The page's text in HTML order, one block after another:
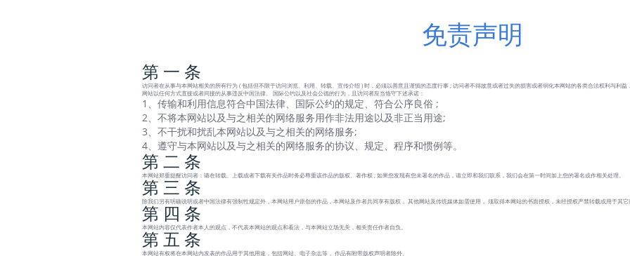
免责声明
第 一 条
访问者在从事与本网站相关的所有行为 ( 包括但不限于访问浏览、利用、转载、宣传介绍 ) 时，必须以善意且谨慎的态度行事 ; 访问者不得故意或者过失的损害或者弱化本网站的各类合法权利与利益
网站以任何方式直接或者间接的从事违反中国法律、 国际公约以及社会公德的行为，且访问者应当恪守下述承诺：
1、传输和利用信息符合中国法律、国际公约的规定、符合公序良俗 ;
2、不将本网站以及与之相关的网络服务用作非法用途以及非正当用途;
3、不干扰和扰乱本网站以及与之相关的网络服务;
4、遵守与本网站以及与之相关的网络服务的协议、规定、程序和惯例等。
第 二 条
本网站郑重提醒访问者：请在转载、上载或者下载有关作品时务必尊重该作品的版权、著作权 ; 如果您发现有您未署名的作品，请立即和我们联系，我们会在第一时间加上您的署名或作相关处理。
第 三 条
除我们另有明确说明或者中国法律有强制性规定外，本网站用户原创的作品，本网站及作者共同享有版权， 其他网站及传统媒体如需使用， 须取得本网站的书面授权，未经授权严禁转载或用于其它
第 四 条
本网站内容仅代表作者本人的观点，不代表本网站的观点和看法，与本网站立场无关，相关责任作者自负。
第 五 条
本网站有权将在本网站内发表的作品用于其他用途，包括网站、电子杂志等， 作品有附带版权声明者除外。